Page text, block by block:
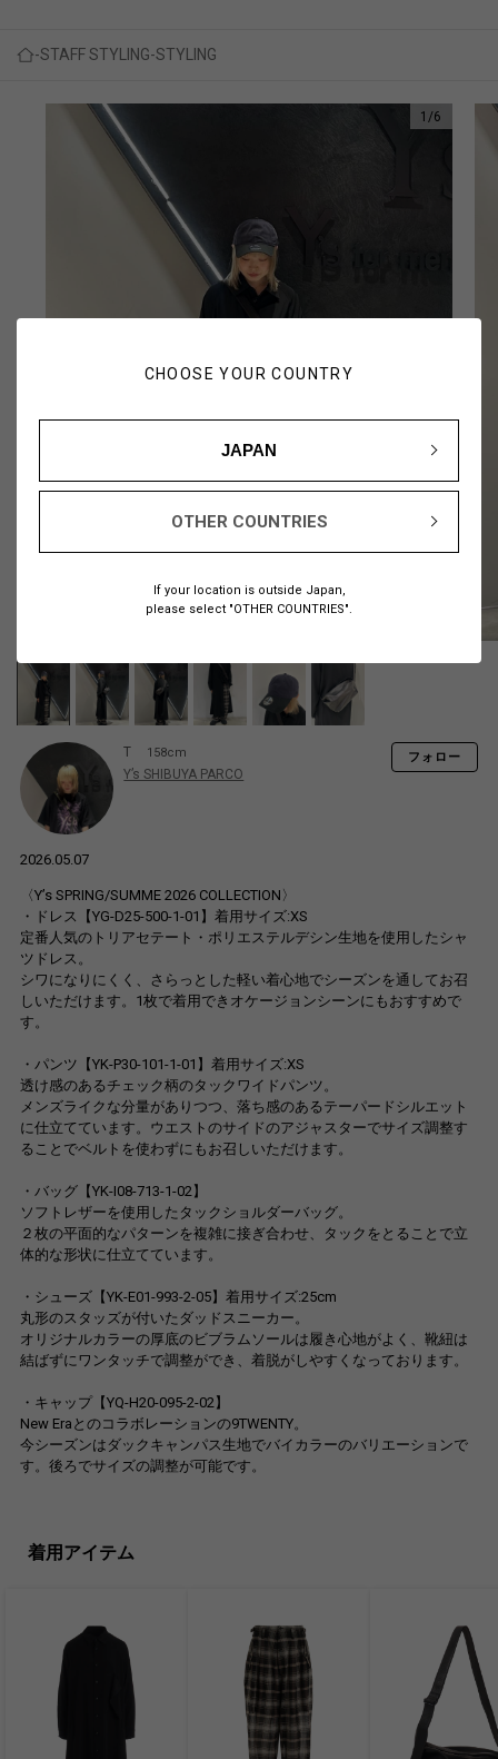
CHOOSE YOUR COUNTRY
JAPAN
OTHER COUNTRIES
If your location is outside Japan,
please select "OTHER COUNTRIES".
STAFF STYLING STYLING
1 /6
T 158cm
Y’s SHIBUYA PARCO
フォロー
2026.05.07
〈Y’s SPRING/SUMME 2026 COLLECTION〉
・ドレス【YG-D25-500-1-01】着用サイズ:XS
定番人気のトリアセテート・ポリエステルデシン生地を使用したシャ
ツドレス。
シワになりにくく、さらっとした軽い着心地でシーズンを通してお召
しいただけます。1枚で着用できオケージョンシーンにもおすすめで
す。
・パンツ【YK-P30-101-1-01】着用サイズ:XS
透け感のあるチェック柄のタックワイドパンツ。
メンズライクな分量がありつつ、落ち感のあるテーパードシルエット
に仕立てています。ウエストのサイドのアジャスターでサイズ調整す
ることでベルトを使わずにもお召しいただけます。
・バッグ【YK-I08-713-1-02】
ソフトレザーを使用したタックショルダーバッグ。
２枚の平面的なパターンを複雑に接ぎ合わせ、タックをとることで立
体的な形状に仕立てています。
・シューズ【YK-E01-993-2-05】着用サイズ:25cm
丸形のスタッズが付いたダッドスニーカー。
オリジナルカラーの厚底のビブラムソールは履き心地がよく、靴紐は
結ばずにワンタッチで調整ができ、着脱がしやすくなっております。
・キャップ【YQ-H20-095-2-02】
New Eraとのコラボレーションの9TWENTY。
今シーズンはダックキャンパス生地でバイカラーのバリエーションで
す。後ろでサイズの調整が可能です。
着用アイテム